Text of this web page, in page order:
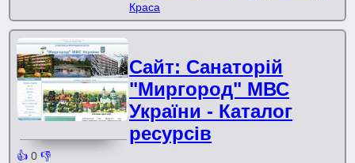
Краса
👍 0 👎
Сайт: Санаторій
"Миргород" МВС
України - Каталог
ресурсів